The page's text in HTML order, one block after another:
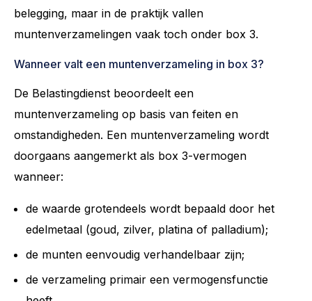
belegging, maar in de praktijk vallen
muntenverzamelingen vaak toch onder box 3.
Wanneer valt een muntenverzameling in box 3?
De Belastingdienst beoordeelt een
muntenverzameling op basis van feiten en
omstandigheden. Een muntenverzameling wordt
doorgaans aangemerkt als box 3-vermogen
wanneer:
de waarde grotendeels wordt bepaald door het
edelmetaal (goud, zilver, platina of palladium);
de munten eenvoudig verhandelbaar zijn;
de verzameling primair een vermogensfunctie